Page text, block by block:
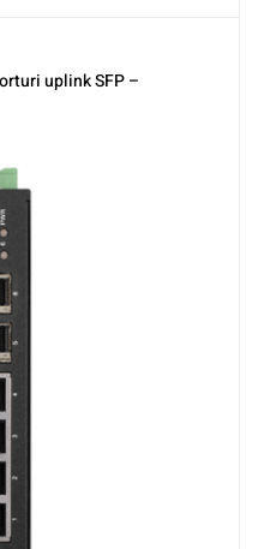
uplink SFP –